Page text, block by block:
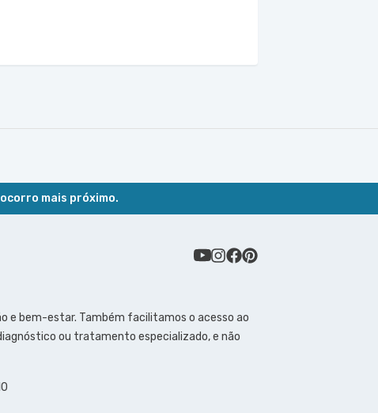
mais próximo.
e bem-estar. Também facilitamos o acesso ao
ou tratamento especializado, e não